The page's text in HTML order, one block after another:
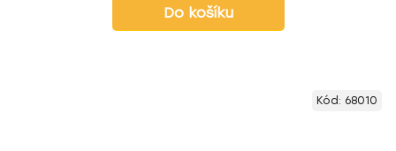
Do košíku
Kód: 68010